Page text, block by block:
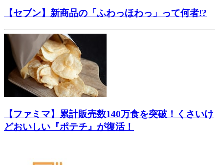
【セブン】新商品の「ふわっほわっ」って何者!?
【ファミマ】累計販売数140万食を突破！くさいけ
どおいしい『ポテチ』が復活！